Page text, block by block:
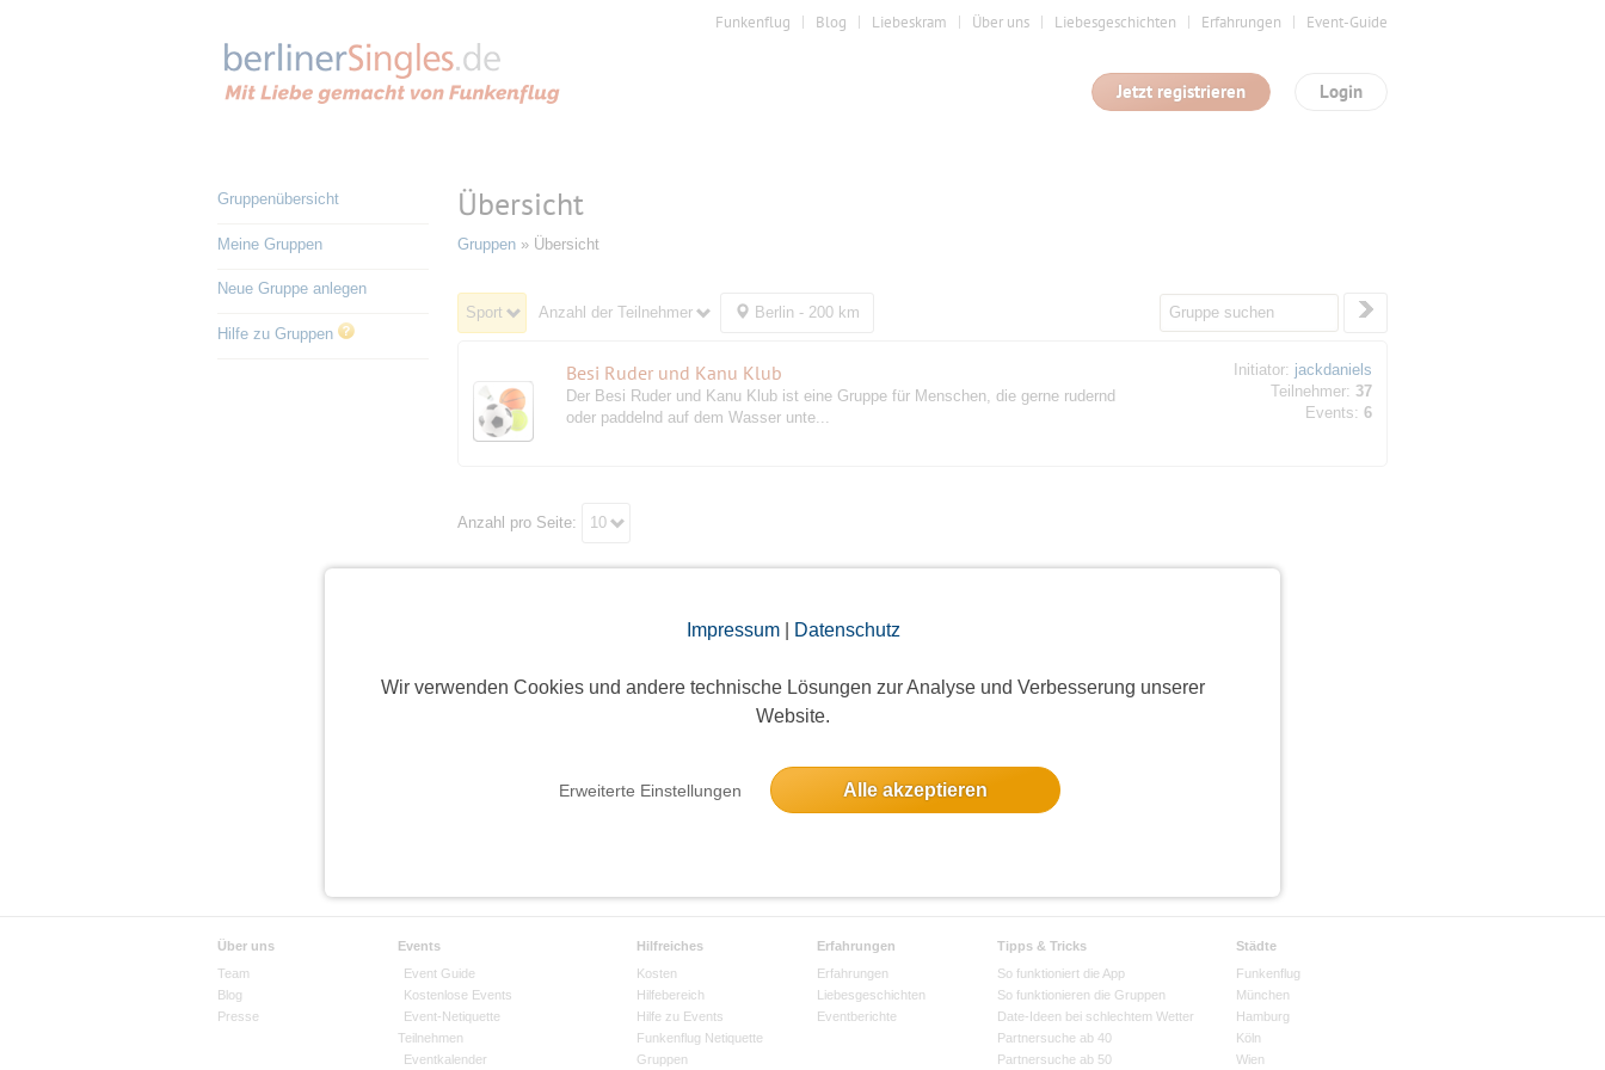
Impressum| Datenschutz
Wir verwenden Cookies und andere technische Lösungen zur Analyse und Verbesserung unserer
Website.
Erweiterte Einstellungen Alle akzeptieren
Funkenflug Blog Liebeskram Über uns Liebesgeschichten Erfahrungen Event-Guide
Login
Jetzt registrieren
Gruppenübersicht
Meine Gruppen
Neue Gruppe anlegen
Hilfe zu Gruppen
Übersicht
Gruppen» Übersicht
Sport Anzahl der Teilnehmer Berlin - 200 km
Besi Ruder und Kanu Klub
Der Besi Ruder und Kanu Klub ist eine Gruppe für Menschen, die gerne rudernd
oder paddelnd auf dem Wasser unte...
Initiator: jackdaniels
Teilnehmer: 37
Events: 6
Anzahl pro Seite: 10
Über uns
Team
Blog
Presse
Events
Event Guide
Kostenlose Events
Event-Netiquette
Teilnehmen
Eventkalender
Hilfreiches
Kosten
Hilfebereich
Hilfe zu Events
Funkenflug Netiquette
Gruppen
Erfahrungen
Erfahrungen
Liebesgeschichten
Eventberichte
Tipps & Tricks
So funktioniert die App
So funktionieren die Gruppen
Date-Ideen bei schlechtem Wetter
Partnersuche ab 40
Partnersuche ab 50
Städte
Funkenflug
München
Hamburg
Köln
Wien